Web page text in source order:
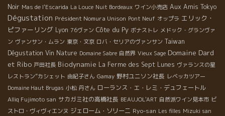
Noir Mas de l'Escarida La Louce Nuit Bordeaux ワイン小売店 Aux Amis Tokyo
Dégustation Président Nomura Unison Pont Neuf オップラ エリック・
ピファーリング Lyon 76ヴァン Côte du Py ボナストレ メドック・グランヴァ
ン ヴァンサン・ムラン 東京・文京 ロバ・セリアのヴァンサン Taiwan
Dégustation Vin Nature Domaine Sabre 自然界 Vieux Sage Domaine Dard
et Ribo 戸田社長 Biodynamie La Ferme des Sept Lunes ヴァランスの星
レストラン”カシェット 由紀子さん Gamay 野村ユニソン社長 レベッカツアー
Domaine Haut Brugas 小松 丹さん ローランス・エ・レミ・デュフェートル
Alliq Fujimoto san サカガミ社の高橋社長 BEAUJOL'ART 自然派ワイン見本市 ビ
ストロ・ヴィヴィエンヌ ジェローム・ソリーニ Ryo-san Les filles Mizuki san